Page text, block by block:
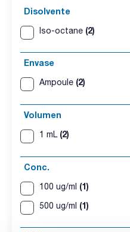
Disolvente
Iso-octane (2)
Envase
Ampoule (2)
Volumen
1 mL (2)
Conc.
100 ug/ml (1)
500 ug/ml (1)